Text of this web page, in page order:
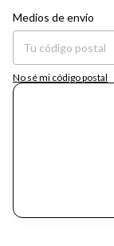
Entregas para el CP:
Medios de envío
No sé mi código postal